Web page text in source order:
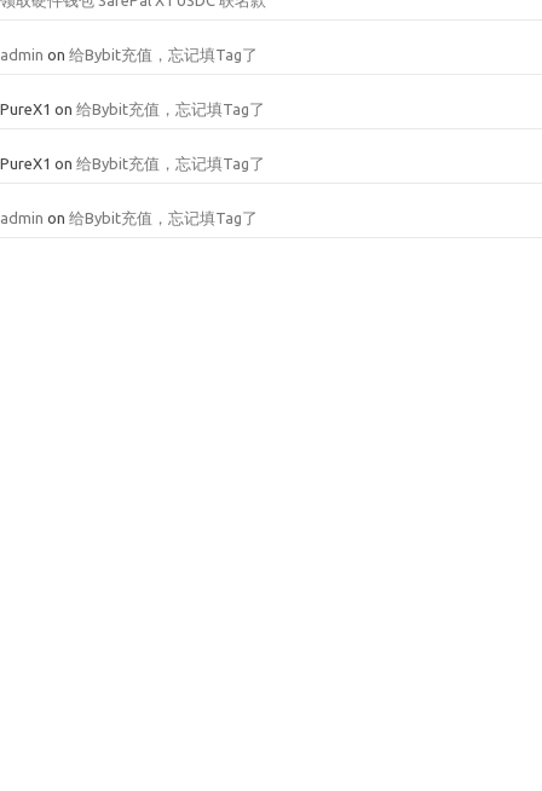
admin on 给Bybit充值，忘记填Tag了
PureX1 on 给Bybit充值，忘记填Tag了
PureX1 on 给Bybit充值，忘记填Tag了
admin on 给Bybit充值，忘记填Tag了